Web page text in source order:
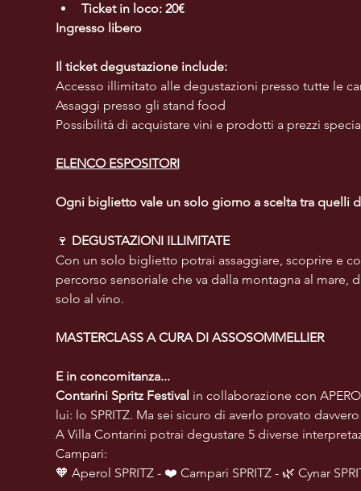
Ticket in loco: 20€
Ingresso libero
Il ticket degustazione include:
Accesso illimitato alle degustazioni presso tutte le
Assaggi presso gli stand food
Possibilità di acquistare vini e prodotti a prezzi
ELENCO ESPOSITORI
Ogni biglietto vale un solo giorno a scelta tra quelli
🍷 DEGUSTAZIONI ILLIMITATE
Con un solo biglietto potrai assaggiare, scoprire e
percorso sensoriale che va dalla montagna al
solo al vino.
MASTERCLASS A CURA DI ASSOSOMMELLIER
E in concomitanza...
Contarini Spritz Festival in collaborazione con
lui: lo SPRITZ. Ma sei sicuro di averlo provato
A Villa Contarini potrai degustare 5 diverse
Campari:
🧡 Aperol SPRITZ - ❤️ Campari SPRITZ - 🌿 Cynar